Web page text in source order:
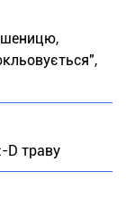
D траву